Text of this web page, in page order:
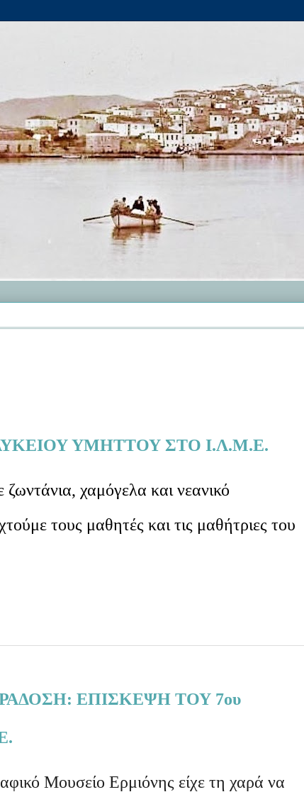
ΥΜΗΤΤΟΥ ΣΤΟ Ι.Λ.Μ.Ε.
χαμόγελα και νεανικό
τους μαθητές και τις μαθήτριες του
ΕΠΙΣΚΕΨΗ ΤΟΥ 7ου
Μουσείο Ερμιόνης είχε τη χαρά να